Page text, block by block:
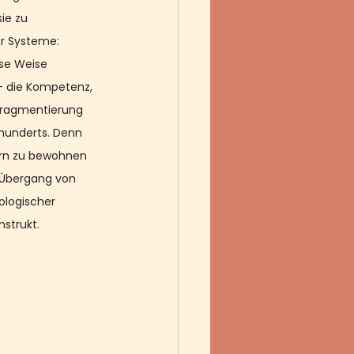
zu
Systeme:
Weise
die Kompetenz,
Denn
zu bewohnen
von